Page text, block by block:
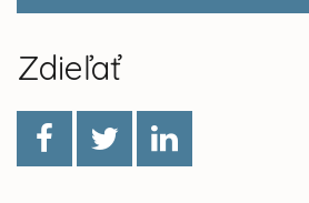
Zdieľať